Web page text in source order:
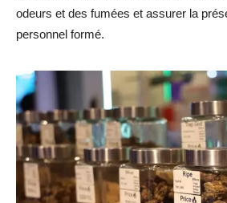
odeurs et des fumées et assurer la
personnel formé.